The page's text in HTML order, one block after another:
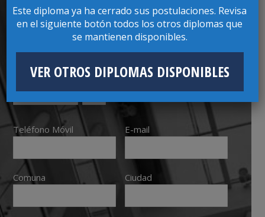
Nombres Apellidos
RUT
Ej: 00000000
K
Teléfono Móvil E-mail
Comuna Ciudad
Este diploma ya ha cerrado sus postulaciones. Revisa
en el siguiente botón todos los otros diplomas que
se mantienen disponibles.
VER OTROS DIPLOMAS DISPONIBLES